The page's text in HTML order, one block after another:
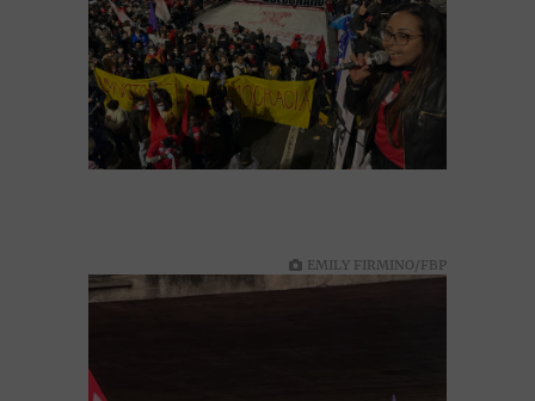
EMILY FIRMINO/FBP